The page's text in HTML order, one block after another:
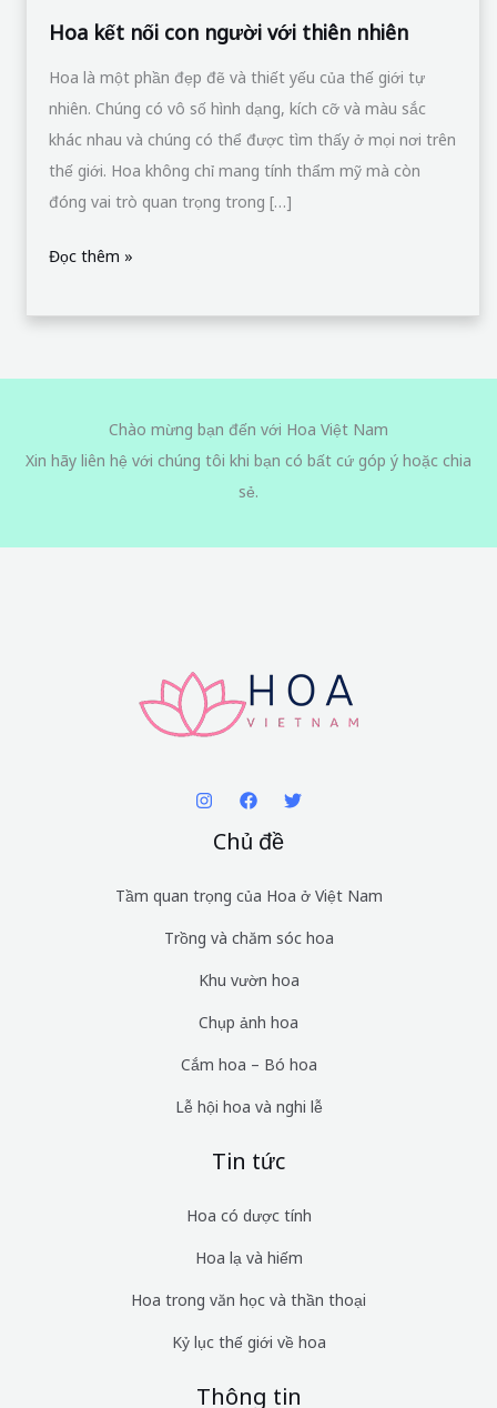
Hoa kết nối con người với thiên nhiên
Hoa là một phần đẹp đẽ và thiết yếu của thế giới tự
nhiên. Chúng có vô số hình dạng, kích cỡ và màu sắc
khác nhau và chúng có thể được tìm thấy ở mọi nơi trên
thế giới. Hoa không chỉ mang tính thẩm mỹ mà còn
đóng vai trò quan trọng trong […]
Đọc thêm »
Chào mừng bạn đến với Hoa Việt Nam
Xin hãy liên hệ với chúng tôi khi bạn có bất cứ góp ý hoặc chia
sẻ.
Chủ đề
Tầm quan trọng của Hoa ở Việt Nam
Trồng và chăm sóc hoa
Khu vườn hoa
Chụp ảnh hoa
Cắm hoa – Bó hoa
Lễ hội hoa và nghi lễ
Tin tức
Hoa có dược tính
Hoa lạ và hiếm
Hoa trong văn học và thần thoại
Kỷ lục thế giới về hoa
Thông tin